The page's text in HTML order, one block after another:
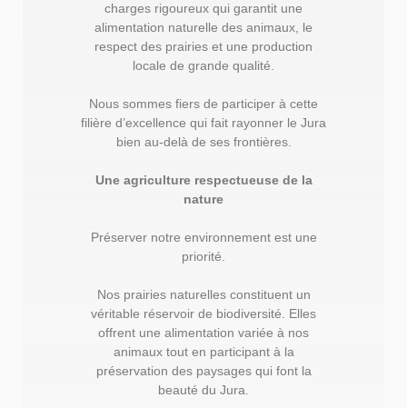
charges rigoureux qui garantit une
alimentation naturelle des animaux, le
respect des prairies et une production
locale de grande qualité.
Nous sommes fiers de participer à cette
filière d’excellence qui fait rayonner le Jura
bien au-delà de ses frontières.
Une agriculture respectueuse de la
nature
Préserver notre environnement est une
priorité.
Nos prairies naturelles constituent un
véritable réservoir de biodiversité. Elles
offrent une alimentation variée à nos
animaux tout en participant à la
préservation des paysages qui font la
beauté du Jura.